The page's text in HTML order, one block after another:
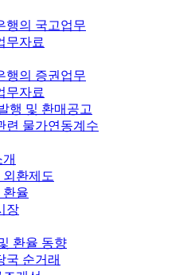
행의 국고업무
무자료
행의 증권업무
무자료
행 및 환매공고
련 물가연동계수
환제도
환율
장
환율 동향
국 순거래